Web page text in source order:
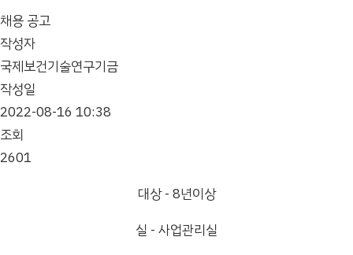
채용 공고
작성자
국제보건기술연구기금
작성일
2022-08-16 10:38
조회
2601
대상 - 8년이상
실 - 사업관리실